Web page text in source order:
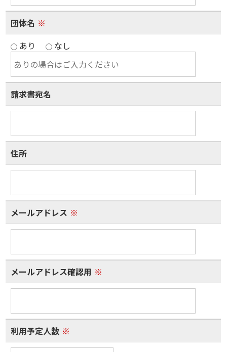
団体名 ※
あり
なし
請求書宛名
住所
メールアドレス ※
メールアドレス確認用 ※
利用予定人数 ※